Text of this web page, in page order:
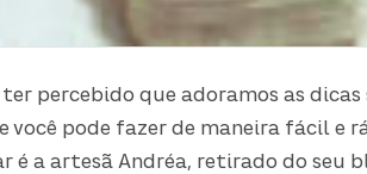
ter percebido que adoramos as
você pode fazer de maneira fácil e
é a artesã Andréa, retirado do seu